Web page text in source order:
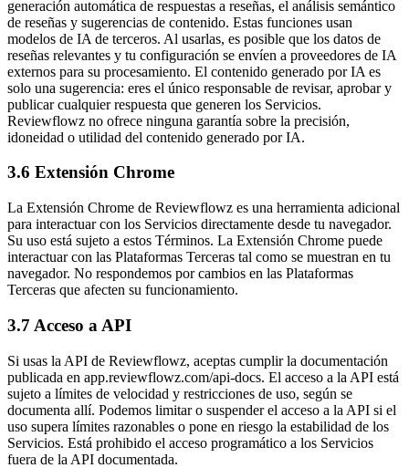
generación automática de respuestas a reseñas, el análisis semántico
de reseñas y sugerencias de contenido. Estas funciones usan
modelos de IA de terceros. Al usarlas, es posible que los datos de
reseñas relevantes y tu configuración se envíen a proveedores de IA
externos para su procesamiento. El contenido generado por IA es
solo una sugerencia: eres el único responsable de revisar, aprobar y
publicar cualquier respuesta que generen los Servicios.
Reviewflowz no ofrece ninguna garantía sobre la precisión,
idoneidad o utilidad del contenido generado por IA.
3.6 Extensión Chrome
La Extensión Chrome de Reviewflowz es una herramienta adicional
para interactuar con los Servicios directamente desde tu navegador.
Su uso está sujeto a estos Términos. La Extensión Chrome puede
interactuar con las Plataformas Terceras tal como se muestran en tu
navegador. No respondemos por cambios en las Plataformas
Terceras que afecten su funcionamiento.
3.7 Acceso a API
Si usas la API de Reviewflowz, aceptas cumplir la documentación
publicada en app.reviewflowz.com/api-docs. El acceso a la API está
sujeto a límites de velocidad y restricciones de uso, según se
documenta allí. Podemos limitar o suspender el acceso a la API si el
uso supera límites razonables o pone en riesgo la estabilidad de los
Servicios. Está prohibido el acceso programático a los Servicios
fuera de la API documentada.